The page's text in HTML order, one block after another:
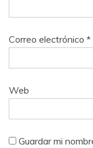
Correo electrónico *
Web
Guardar mi